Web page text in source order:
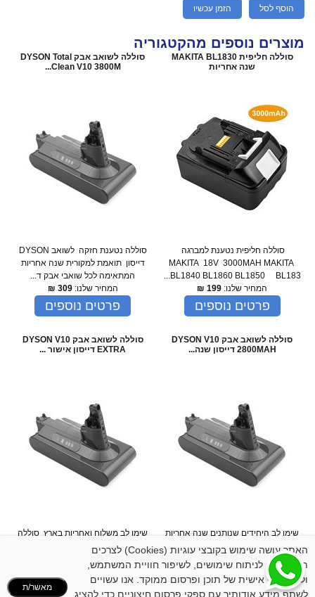
הוסף לסל הזמן עכשיו
מוצרים נוספים מהקטגוריה
סוללה חליפית MAKITA BL1830
שנה אחריות
סוללה חליפית נטענת למברגה
MAKITA 18V 3000MAH MAKITA
BL1840 BL1860 BL1850 BL183...
המחיר שלנו: 199
₪
פרטים נוספים
סוללה לשואב אבק DYSON Total
Clean V10 3800M...
סוללה נטענת חזקה לשואב DYSON
דייסון תואמת למקורית שנה אחריות
המתאימה לכל שואבי אבק ד...
המחיר שלנו:309
₪
פרטים נוספים
סוללה לשואב אבק DYSON V10
2800MAH דייסון שנה...
שימו לב היחידים שנותנים שנה אחריות
וזמן אספקה מהיר ( לא אתר בחו"ל )
שימו לב משלוח ואחרי...
המחיר שלנו:199
₪
פרטים נוספים
סוללה לשואב אבק DYSON V10
EXTRA דייסון אישור ...
שימו לב משלוח ואחריות בארץ סוללה
המחיר שלנו:
פרטים נוספים
האתר עושה שימוש בקובצי עוגיות (Cookies) לצרכים
תפעוליים, לניתוח שימושים, לשיפור חוויית המשתמש,
ולהתאמה אישית של תוכן ופרסום ממוקד. אנו עשויים
לשתף מידע אודותיך עם ספקי פרסום חיצוניים כדי להציג
מאשר/ת